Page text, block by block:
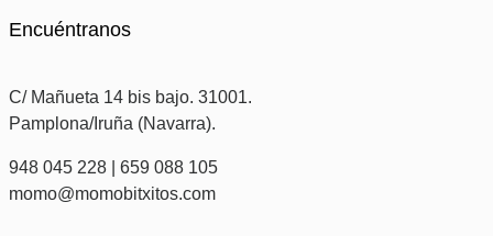
Encuéntranos
C/ Mañueta 14 bis bajo. 31001.
Pamplona/Iruña (Navarra).
948 045 228 | 659 088 105
momo@momobitxitos.com